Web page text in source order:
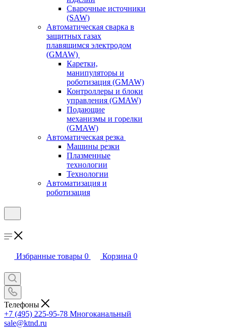
Сварочные источники
(SAW)
Автоматическая сварка в
защитных газах
плавящимся электродом
(GMAW)
Каретки,
манипуляторы и
роботизация (GMAW)
Контроллеры и блоки
управления (GMAW)
Подающие
механизмы и горелки
(GMAW)
Автоматическая резка
Машины резки
Плазменные
технологии
Технологии
Автоматизация и
роботизация
Избранные товары 0 Корзина 0
Телефоны
+7 (495) 225-95-78 Многоканальный
sale@ktnd.ru